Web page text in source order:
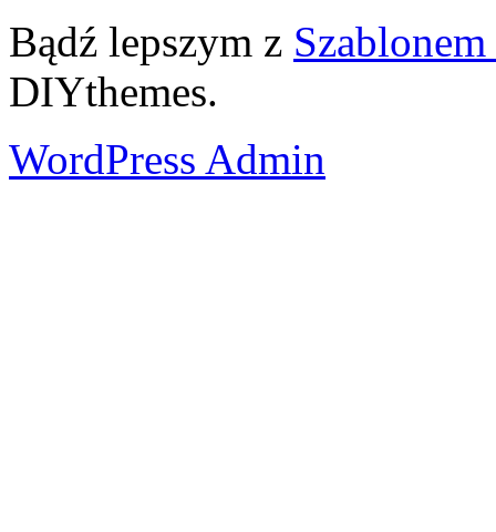
Bądź lepszym z
DIYthemes.
WordPress Admin